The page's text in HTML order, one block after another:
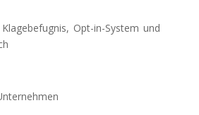
Opt-in-System und